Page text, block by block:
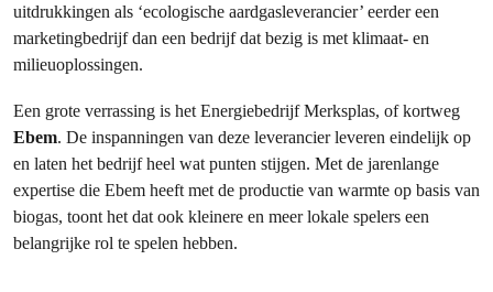
uitdrukkingen als ‘ecologische aardgasleverancier’ eerder een
marketingbedrijf dan een bedrijf dat bezig is met klimaat- en
milieuoplossingen.
Een grote verrassing is het Energiebedrijf Merksplas, of kortweg
Ebem. De inspanningen van deze leverancier leveren eindelijk op
en laten het bedrijf heel wat punten stijgen. Met de jarenlange
expertise die Ebem heeft met de productie van warmte op basis van
biogas, toont het dat ook kleinere en meer lokale spelers een
belangrijke rol te spelen hebben.